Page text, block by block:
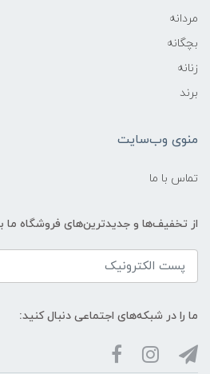
مردانه
بچگانه
زنانه
برند
منوی وب‌سایت
تماس با ما
از تخفیف‌ها و جدیدترین‌های فروشگاه ما
ما را در شبکه‌های اجتماعی دنبال کنید: